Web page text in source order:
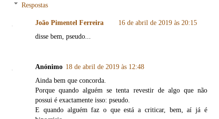
Respostas
João Pimentel Ferreira
16 de abril de 2019 às 20:15
disse bem, pseudo...
Anónimo 18 de abril de 2019 às 12:48
Ainda bem que concorda.
Porque quando alguém se tenta revestir de algo que não
possui é exactamente isso: pseudo.
E quando alguém faz o que está a criticar, bem, aí já é